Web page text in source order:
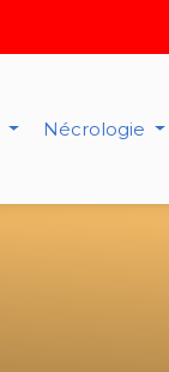
Nécrologie